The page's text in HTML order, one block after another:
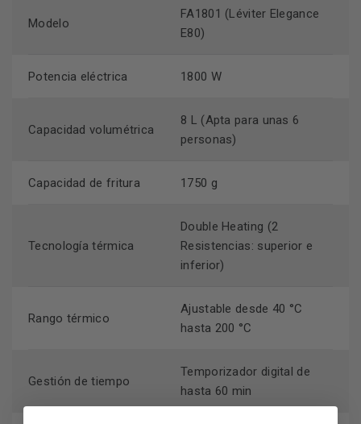
Consigue resultados crujientes y uniformes sin mover los
alimentos con sus
2 resistencias
momento a través de su
ventana iluminada
8 menús predeterminados.
Cocina con total tranquilidad con materiales saludables
Modelo
FA1801 (Léviter Elegance
E80)
Potencia eléctrica 1800 W
Capacidad volumétrica
8 L (Apta para unas 6
personas)
Capacidad de fritura 1750 g
Tecnología térmica
Double Heating (2
Resistencias: superior e
inferior)
Rango térmico
Ajustable desde 40 °C
hasta 200 °C
Gestión de tiempo
Temporizador digital de
hasta 60 min